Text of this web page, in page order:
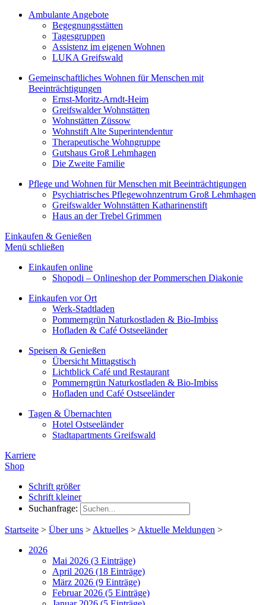
Ambulante Angebote
Begegnungsstätten
Tagesgruppen
Assistenz im eigenen Wohnen
LUKA Greifswald
Gemeinschaftliches Wohnen für Menschen mit
Beeinträchtigungen
Ernst-Moritz-Arndt-Heim
Greifswalder Wohnstätten
Wohnstätten Züssow
Wohnstift Alte Superintendentur
Therapeutische Wohngruppe
Gutshaus Groß Lehmhagen
Die Zweite Familie
Pflege und Wohnen für Menschen mit Beeinträchtigungen
Psychiatrisches Pflegewohnzentrum Groß Lehmhagen
Greifswalder Wohnstätten Katharinenstift
Haus an der Trebel Grimmen
Einkaufen & Genießen
Menü schließen
Einkaufen online
Shopodi – Onlineshop der Pommerschen Diakonie
Einkaufen vor Ort
Werk-Stadtladen
Pommerngrün Naturkostladen & Bio-Imbiss
Hofladen & Café Ostseeländer
Speisen & Genießen
Übersicht Mittagstisch
Lichtblick Café und Restaurant
Pommerngrün Naturkostladen & Bio-Imbiss
Hofladen und Café Ostseeländer
Tagen & Übernachten
Hotel Ostseeländer
Stadtapartments Greifswald
Karriere
Shop
Schrift größer
Schrift kleiner
Suchanfrage:
Startseite > Über uns > Aktuelles > Aktuelle Meldungen >
2026
Mai 2026 (3 Einträge)
April 2026 (18 Einträge)
März 2026 (9 Einträge)
Februar 2026 (5 Einträge)